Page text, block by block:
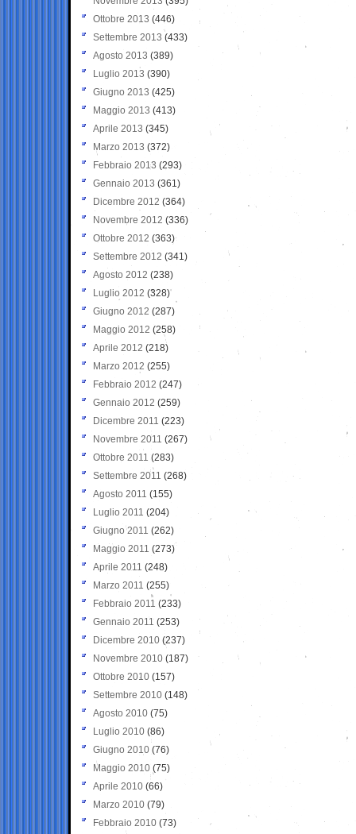
Ottobre 2013 (446)
Settembre 2013 (433)
Agosto 2013 (389)
Luglio 2013 (390)
Giugno 2013 (425)
Maggio 2013 (413)
Aprile 2013 (345)
Marzo 2013 (372)
Febbraio 2013 (293)
Gennaio 2013 (361)
Dicembre 2012 (364)
Novembre 2012 (336)
Ottobre 2012 (363)
Settembre 2012 (341)
Agosto 2012 (238)
Luglio 2012 (328)
Giugno 2012 (287)
Maggio 2012 (258)
Aprile 2012 (218)
Marzo 2012 (255)
Febbraio 2012 (247)
Gennaio 2012 (259)
Dicembre 2011 (223)
Novembre 2011 (267)
Ottobre 2011 (283)
Settembre 2011 (268)
Agosto 2011 (155)
Luglio 2011 (204)
Giugno 2011 (262)
Maggio 2011 (273)
Aprile 2011 (248)
Marzo 2011 (255)
Febbraio 2011 (233)
Gennaio 2011 (253)
Dicembre 2010 (237)
Novembre 2010 (187)
Ottobre 2010 (157)
Settembre 2010 (148)
Agosto 2010 (75)
Luglio 2010 (86)
Giugno 2010 (76)
Maggio 2010 (75)
Aprile 2010 (66)
Marzo 2010 (79)
Febbraio 2010 (73)